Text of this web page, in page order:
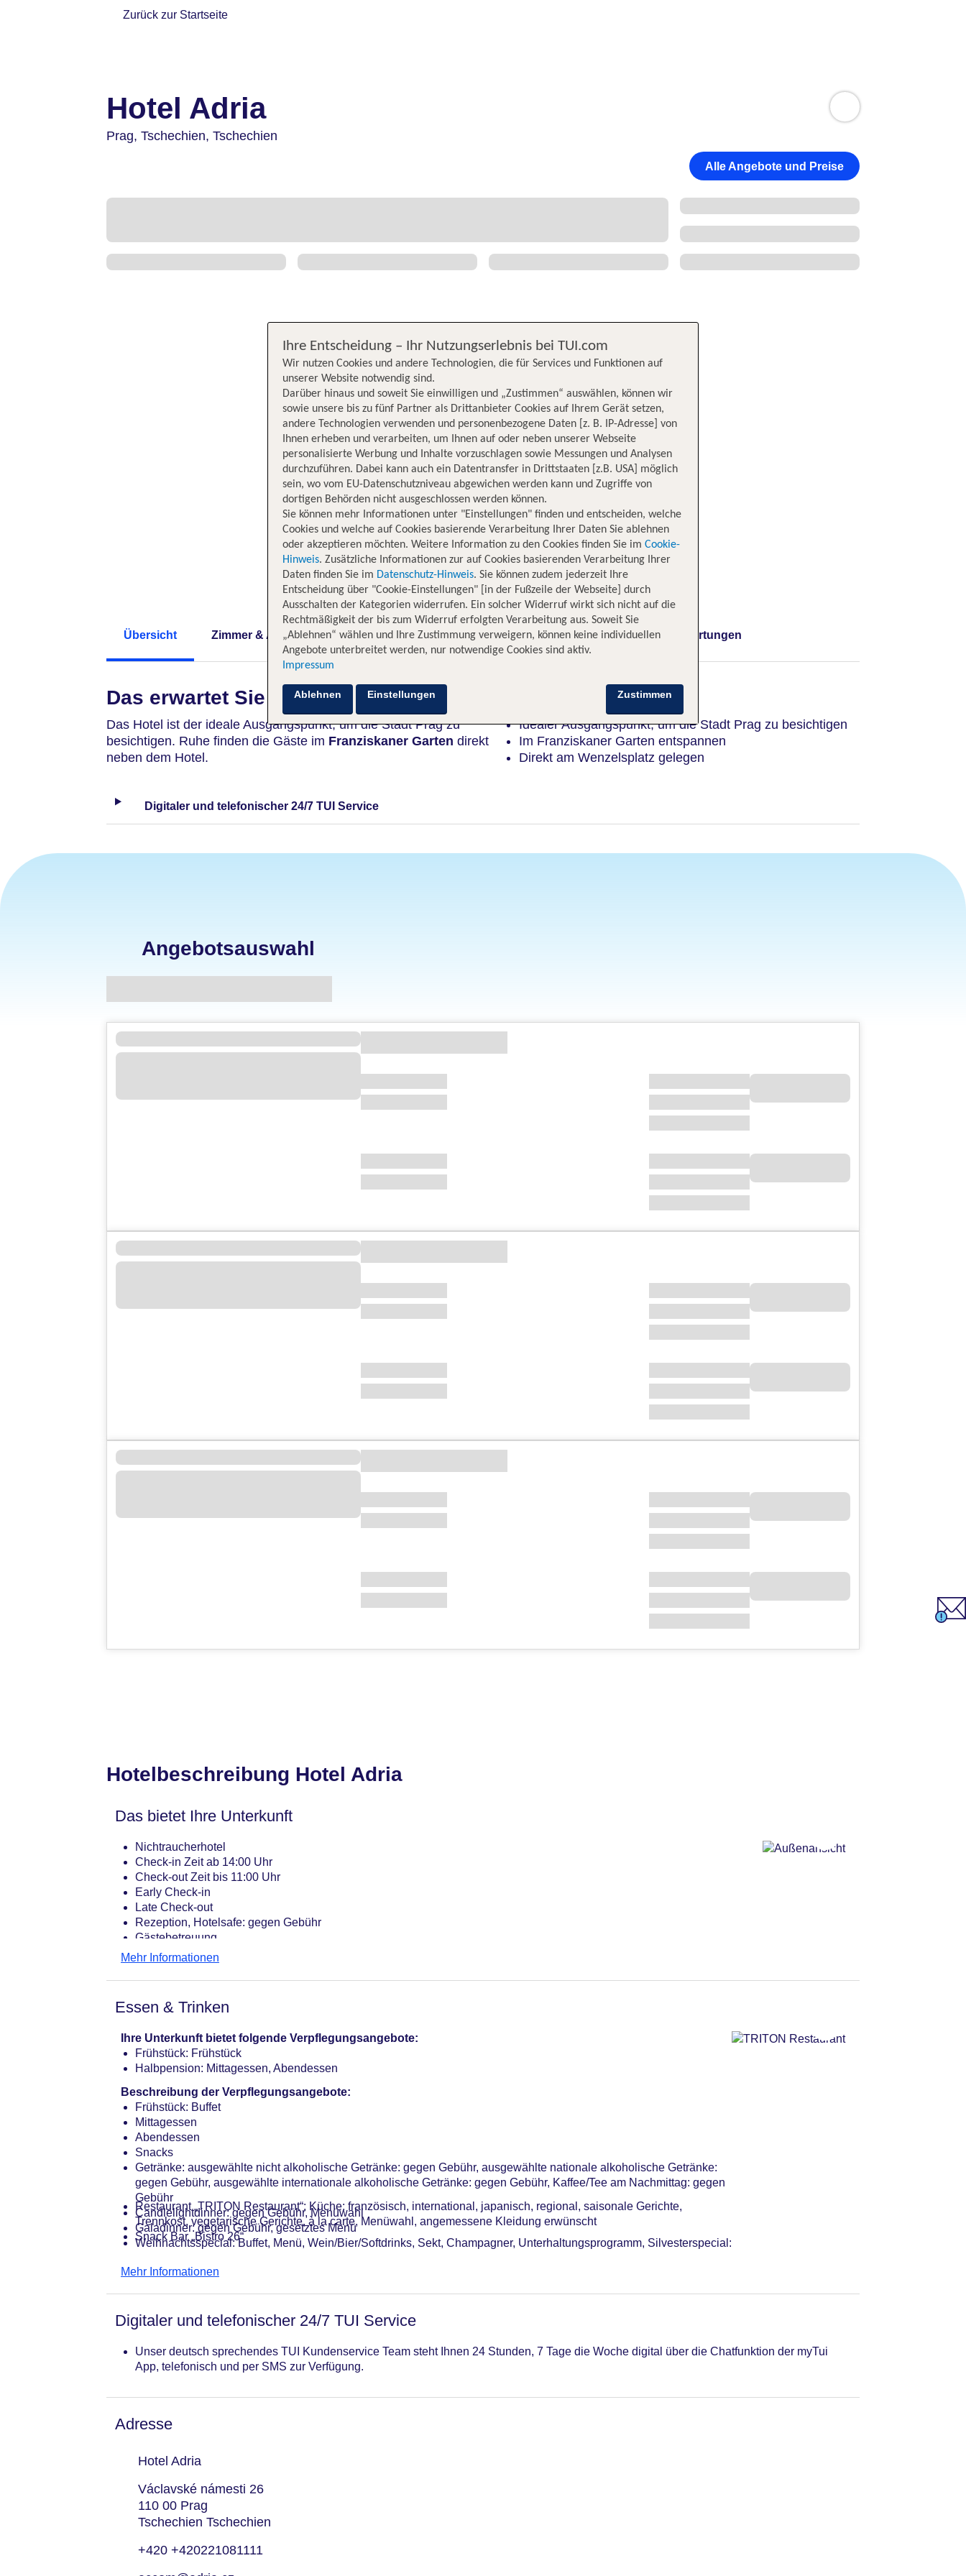
Zurück zur Startseite
Hotel Adria
Prag, Tschechien, Tschechien
Alle Angebote und Preise
Übersicht Zimmer & Angebote Hotelinformationen Nachhaltigkeit Lage Bewertungen
Das erwartet Sie
Das Hotel ist der ideale Ausgangspunkt, um die Stadt Prag zu
besichtigen. Ruhe finden die Gäste im Franziskaner Garten direkt
neben dem Hotel.
Idealer Ausgangspunkt, um die Stadt Prag zu besichtigen
Im Franziskaner Garten entspannen
Direkt am Wenzelsplatz gelegen
Digitaler und telefonischer 24/7 TUI Service
Angebotsauswahl
Hotelbeschreibung Hotel Adria
Das bietet Ihre Unterkunft
Nichtraucherhotel
Check-in Zeit ab 14:00 Uhr
Check-out Zeit bis 11:00 Uhr
Early Check-in
Late Check-out
Rezeption, Hotelsafe: gegen Gebühr
Gästebetreuung
Lift
Souvenirshop
der Bar
Concierge Service, Gepäckservice
Zahlungsarten: TUI Card / VISA, MasterCard, American Express, Diners, EC Karte/Maestro
Haustiere nicht erlaubt
Parkmöglichkeiten: Garage: ca. 39 EUR, Valet Parking: ca. 39 EUR
Businesscenter
Tagungseinrichtungen: Konferenzräume: 5, klimatisierte Tagungsräume, Tagungsequipment, Coffee Breaks
Etagen: 6, Zimmer: 92
Landeskategorie: 4 Sterne
Mehr Informationen
Essen & Trinken
Ihre Unterkunft bietet folgende Verpflegungsangebote:
Frühstück: Frühstück
Halbpension: Mittagessen, Abendessen
Beschreibung der Verpflegungsangebote:
Frühstück: Buffet
Mittagessen
Abendessen
Snacks
Getränke: ausgewählte nicht alkoholische Getränke: gegen Gebühr, ausgewählte nationale alkoholische Getränke:
gegen Gebühr, ausgewählte internationale alkoholische Getränke: gegen Gebühr, Kaffee/Tee am Nachmittag: gegen
Gebühr
Candlelightdinner: gegen Gebühr, Menüwahl
Galadinner: gegen Gebühr, gesetztes Menü
Weihnachtsspecial: Buffet, Menü, Wein/Bier/Softdrinks, Sekt, Champagner, Unterhaltungsprogramm, Silvesterspecial:
Restaurant „TRITON Restaurant“: Küche: französisch, international, japanisch, regional, saisonale Gerichte,
Trennkost, vegetarische Gerichte, à la carte, Menüwahl, angemessene Kleidung erwünscht
Snack Bar „Bistro 26“
Mehr Informationen
Digitaler und telefonischer 24/7 TUI Service
Unser deutsch sprechendes TUI Kundenservice Team steht Ihnen 24 Stunden, 7 Tage die Woche digital über die Chatfunktion der myTui
App, telefonisch und per SMS zur Verfügung.
Adresse
Hotel Adria
Václavské námesti 26
110 00 Prag
Tschechien Tschechien
+420 +420221081111
Ihre Entscheidung – Ihr Nutzungserlebnis bei TUI.com
Wir nutzen Cookies und andere Technologien, die für Services und Funktionen auf
unserer Website notwendig sind.
Darüber hinaus und soweit Sie einwilligen und „Zustimmen“ auswählen, können wir
sowie unsere bis zu fünf Partner als Drittanbieter Cookies auf Ihrem Gerät setzen,
andere Technologien verwenden und personenbezogene Daten [z. B. IP-Adresse] von
Ihnen erheben und verarbeiten, um Ihnen auf oder neben unserer Webseite
personalisierte Werbung und Inhalte vorzuschlagen sowie Messungen und Analysen
durchzuführen. Dabei kann auch ein Datentransfer in Drittstaaten [z.B. USA] möglich
sein, wo vom EU-Datenschutzniveau abgewichen werden kann und Zugriffe von
dortigen Behörden nicht ausgeschlossen werden können.
Sie können mehr Informationen unter "Einstellungen" finden und entscheiden, welche
Cookies und welche auf Cookies basierende Verarbeitung Ihrer Daten Sie ablehnen
oder akzeptieren möchten. Weitere Information zu den Cookies finden Sie im Cookie-
Hinweis. Zusätzliche Informationen zur auf Cookies basierenden Verarbeitung Ihrer
Daten finden Sie im Datenschutz-Hinweis. Sie können zudem jederzeit Ihre
Entscheidung über "Cookie-Einstellungen" [in der Fußzeile der Webseite] durch
Ausschalten der Kategorien widerrufen. Ein solcher Widerruf wirkt sich nicht auf die
Rechtmäßigkeit der bis zum Widerruf erfolgten Verarbeitung aus. Soweit Sie
„Ablehnen“ wählen und Ihre Zustimmung verweigern, können keine individuellen
Angebote unterbreitet werden, nur notwendige Cookies sind aktiv.
Impressum
Zustimmen
Ablehnen Einstellungen